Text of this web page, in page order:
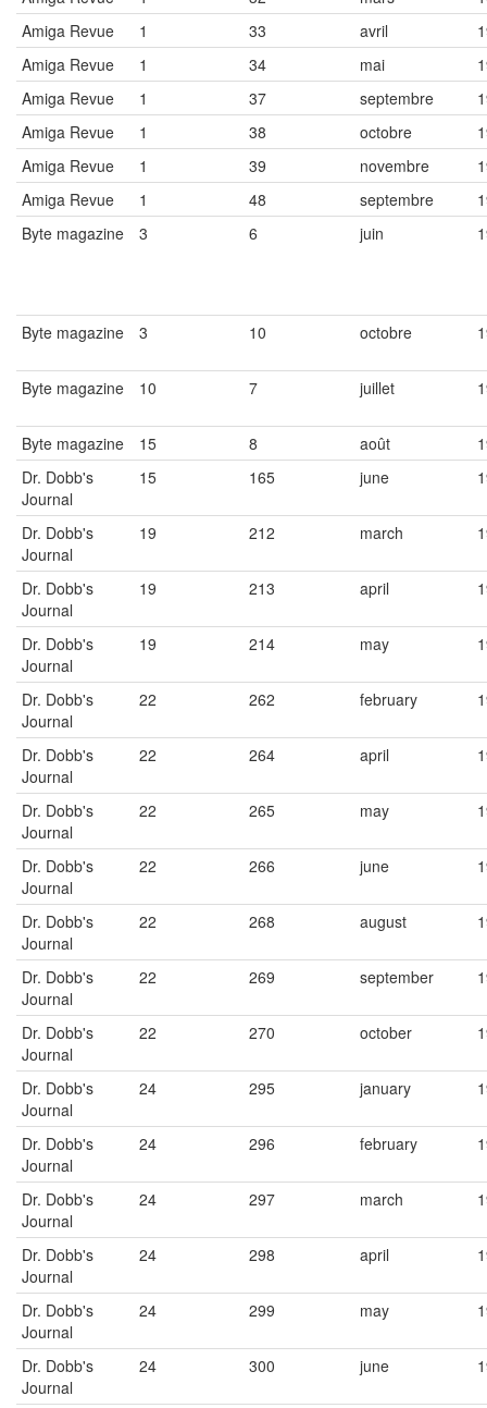
Amiga Revue
1 33 avril
Amiga Revue
1 34 mai
Amiga Revue
1 37 septembre
Amiga Revue
1 38 octobre
Amiga Revue
1 39 novembre
Amiga Revue
1 48 septembre
Byte magazine
3 6 juin
Byte magazine 3 10 octobre
Byte magazine 10 7 juillet
Byte magazine 15 8 août
Dr. Dobb's
Journal
15 165 june
Dr. Dobb's
Journal
19 212 march
Dr. Dobb's
Journal
19 213 april
Dr. Dobb's
Journal
19 214 may
Dr. Dobb's
Journal
22 262 february
Dr. Dobb's
Journal
22 264 april
Dr. Dobb's
Journal
22 265 may
Dr. Dobb's
Journal
22 266 june
Dr. Dobb's
Journal
22 268 august
Dr. Dobb's
Journal
22 269 september
Dr. Dobb's
Journal
22 270 october
Dr. Dobb's
Journal
24 295 january
Dr. Dobb's
Journal
24 296 february
Dr. Dobb's
Journal
24 297 march
Dr. Dobb's
Journal
24 298 april
Dr. Dobb's
Journal
24 299 may
Dr. Dobb's
Journal
24 300 june